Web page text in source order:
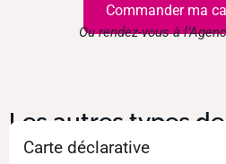
Commander ma
Ou rendez-vous à
Les autres types
Carte déclarative